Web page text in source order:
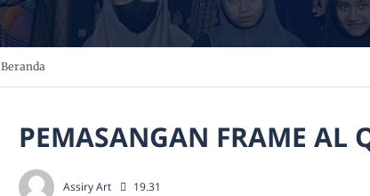
Beranda
PEMASANGAN FRAME AL
Assiry Art 19.31